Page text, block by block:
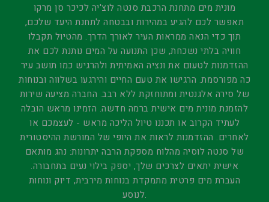
מונית מים מתחנת הרכבת סנטה לוצ'יה לכיכר סן מרקו
תאפשר לכם להגיע במהירות ובבטחה לתחנת היעד שלכם,
תוך כדי הנאה ממראות העיר לאורך הדרך. מהטיול תקבלו
חוויה בלתי נשכחת, שכן התנועה על המים נותנת לכם את
ההזדמנות לטעום את ונציה האמיתית ולהרגיש כמו תושב עיר
כה מפורסמת. הרגישו את טעם החיים והירגעו בשלווה ובנוחות
של סירה אלגנטית ומתוחזקת ללא רבב. החברה מציעה שירות
להזמנת מונית מים אישית ברמה חדשה. הזמינו מראש הובלה
לעתיד הקרוב או תכננו טיול הליכה מראש - לעצמכם או
לאחרים. ההזדמנות לראות את היופי של המורשת ההיסטורית
של סנטה לוסיה מהלוח מספקת הרבה יתרונות: נהג מותאם
אישית יתאים לצרכים שלך, יספק בילוי נעים בתחבורה.
העברת מים פרטית מתמקדת בנוחות מירבית, דיוק ונוחות
לנוסע.